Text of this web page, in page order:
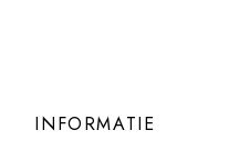
INFORMATIE